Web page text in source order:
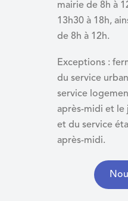
mairie de 8h à
13h30 à 18h,
de 8h à 12h.
Exceptions :
du service
service
après-midi et le
et du service
après-midi.